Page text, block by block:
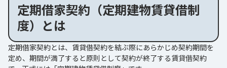
定期借家契約（定期建物賃貸借制
度）とは
定期借家契約とは、賃貸借契約を結ぶ際にあらかじめ契約期間を
定め、期間が満了すると原則として契約が終了する賃貸借契約